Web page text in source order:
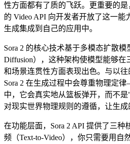
性方面都有了质的飞跃。更重要的
的 Video API 向开发者开放了这一能
生成集成到自己的应用中。
Sora 2 的核心技术基于多模态扩散模
Diffusion），这种架构使模型能够在
和场景连贯性方面表现出色。与以往
Sora 2 在生成过程中会尊重物理定
中，它会真实地从篮板弹开，而不
对现实世界物理规则的遵循，让生成
在功能层面，Sora 2 API 提供了三种
频（Text-to-Video），你只需要用自